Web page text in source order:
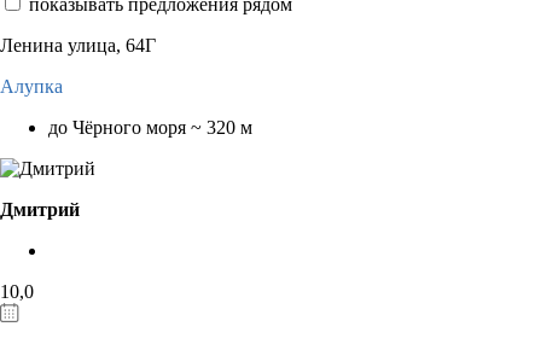
Ленина улица, 64Г
Алупка
до Чёрного моря ~ 320 м
Дмитрий
10,0